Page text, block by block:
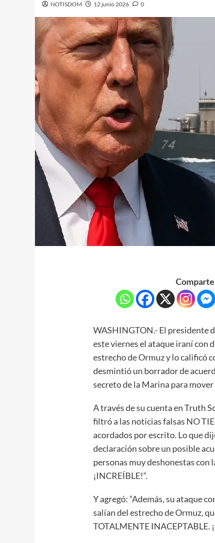
NOTISDOM 12 junio 2026 0
WASHINGTON.- El presidente
este viernes el ataque iraní con
estrecho de Ormuz y lo calificó
desmintió un borrador de
secreto de la Marina para
A través de su cuenta en Truth
filtró a las noticias falsas NO
acordados por escrito. Lo que
declaración sobre un posible
personas muy deshonestas con
¡INCREÍBLE!”.
Y agregó: “Además, su ataque
salían del estrecho de Ormuz,
TOTALMENTE INACEPTABLE.